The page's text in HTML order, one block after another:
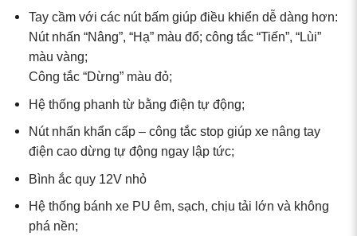
Tay cầm với các nút bấm giúp điều khiển dễ dàng hơn:
Nút nhấn “Nâng”, “Hạ” màu đổ; công tắc “Tiến”, “Lùi”
màu vàng;
Công tắc “Dừng” màu đỏ;
Hệ thống phanh từ bằng điện tự động;
Nút nhấn khẩn cấp – công tắc stop giúp xe nâng tay
điện cao dừng tự động ngay lập tức;
Bình ắc quy 12V nhỏ
Hệ thống bánh xe PU êm, sạch, chịu tải lớn và không
phá nền;